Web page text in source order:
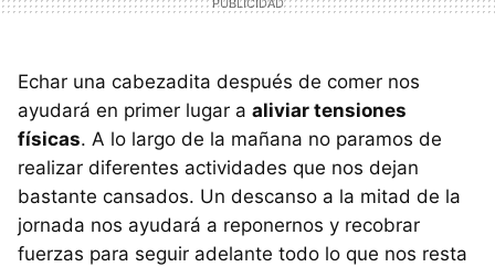
Echar una cabezadita después de comer nos
ayudará en primer lugar a aliviar tensiones
físicas. A lo largo de la mañana no paramos de
realizar diferentes actividades que nos dejan
bastante cansados. Un descanso a la mitad de la
jornada nos ayudará a reponernos y recobrar
fuerzas para seguir adelante todo lo que nos resta